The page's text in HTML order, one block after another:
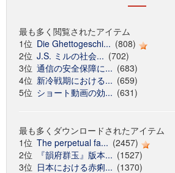
最も多く閲覧されたアイテム
1位 Die Ghettogeschi... (808)
2位 J.S. ミルの社会... (702)
3位 通信の安全保障に... (683)
4位 新冷戦期における... (659)
5位 ショート動画の効... (631)
最も多くダウンロードされたアイテム
1位 The perpetual fa... (2457)
2位
『韻府群玉』版本... (1527)
3位 日本における赤痢... (1370)